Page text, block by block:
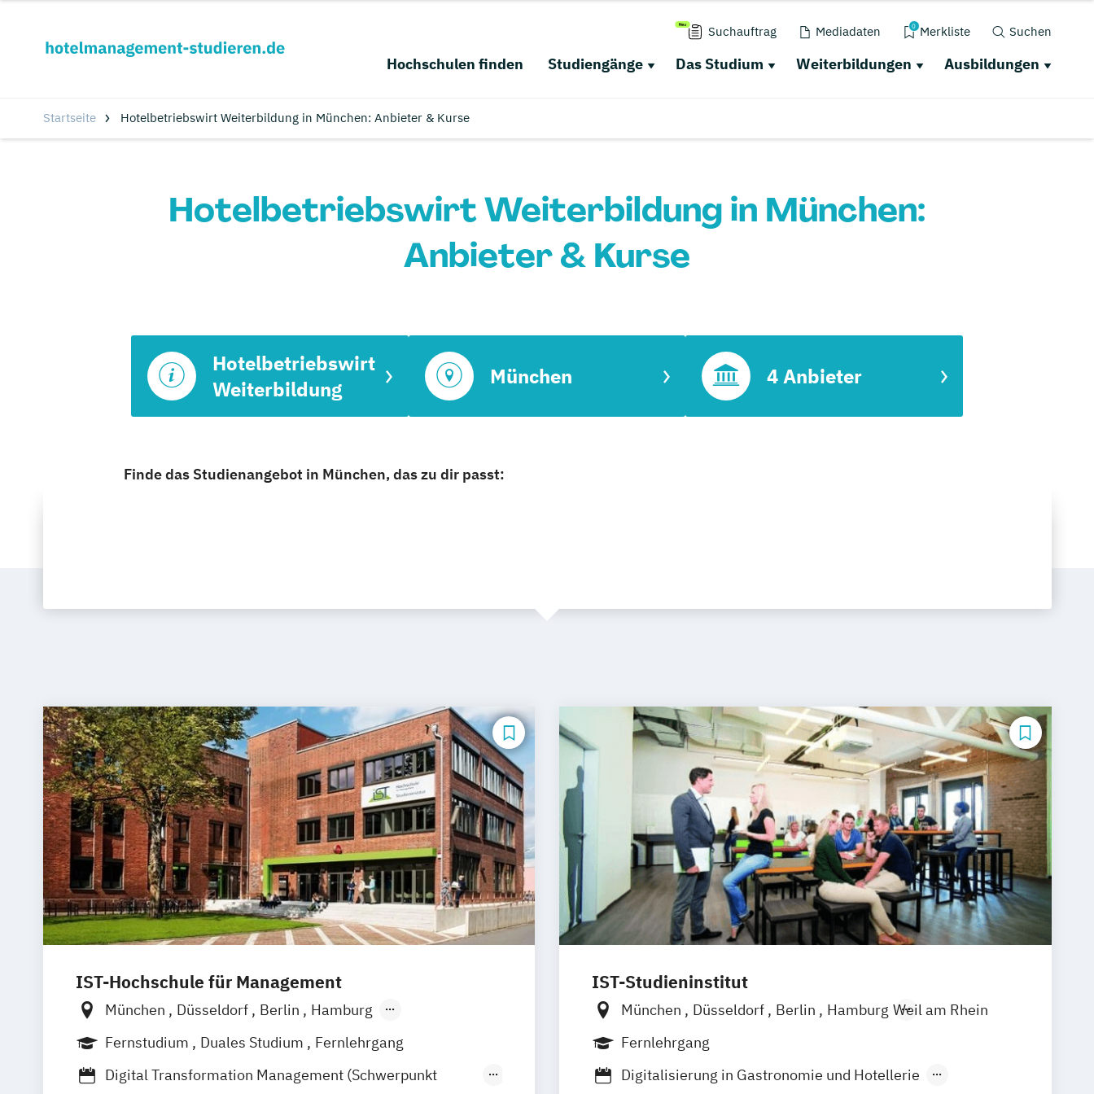
Suchauftrag Mediadaten 0 Merkliste Suchen
Hochschulen finden Studiengänge Das Studium Weiterbildungen Ausbildungen
Startseite Hotelbetriebswirt Weiterbildung in München: Anbieter & Kurse
Hotelbetriebswirt Weiterbildung in München:
Anbieter & Kurse
Hotelbetriebswirt
Weiterbildung
München 4 Anbieter
Finde das Studienangebot in München, das zu dir passt:
IST-Hochschule für Management
München Düsseldorf Berlin
Hamburg
Weil am Rhein
Frankfurt am Main
Fernstudium Duales Studium
Fernlehrgang
Digital Transformation Management (Schwerpunkt
IST-Studieninstitut
München Düsseldorf Berlin Hamburg Weil am Rhein
Fernlehrgang
Digitalisierung in Gastronomie und Hotellerie